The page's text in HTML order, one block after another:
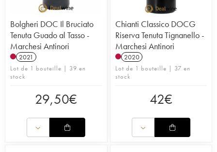
Bolgheri DOC Il Bruciato
Tenuta Guado al Tasso -
Marchesi Antinori
2021
Lot de 1 bouteille | 39 en
stock
29,50€
Chianti Classico DOCG
Riserva Tenuta Tignanello -
Marchesi Antinori
2020
Lot de 1 bouteille | 37 en
stock
42€